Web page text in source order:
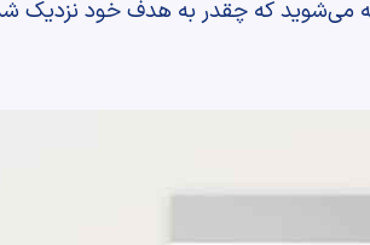
که چقدر به هدف خود نزدیک